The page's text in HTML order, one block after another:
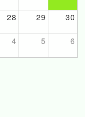
28 29 30
4 5 6